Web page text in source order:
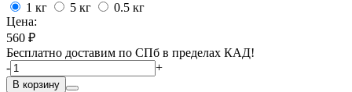
1 кг
5 кг
0.5 кг
Цена:
560 ₽
Бесплатно доставим по СПб в пределах КАД!
-
+
В корзину